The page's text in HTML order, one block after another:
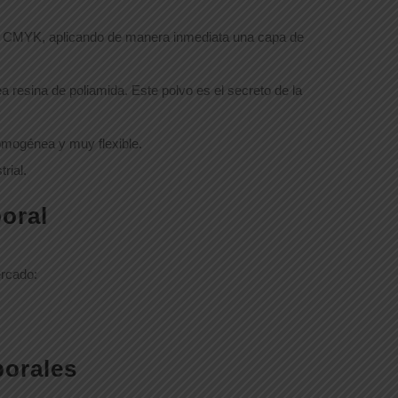
aplicando de manera inmediata una capa de
resina de poliamida. Este polvo es el secreto de la
y muy flexible.